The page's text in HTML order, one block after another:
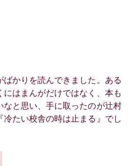
ばかりを読んできました。ある
にはまんがだけではなく、本も
なと思い、手に取ったのが辻村
冷たい校舎の時は止まる』でし